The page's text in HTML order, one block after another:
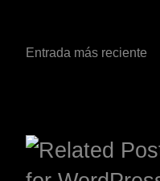
Entrada más reciente